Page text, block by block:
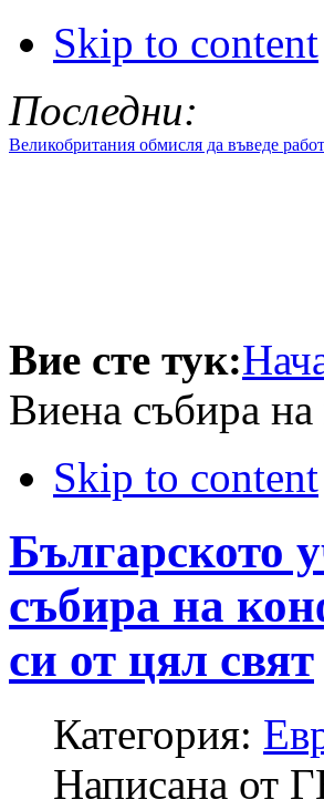
Skip to content
Последни:
Великобритания обмисля да въведе
Вие сте тук:
Виена събира на
Skip to content
Българското
събира на
си от цял свят
Категория:
Написана от